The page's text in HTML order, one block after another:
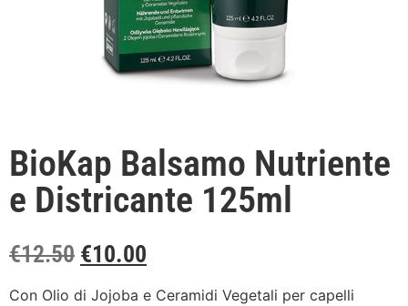
BioKap Balsamo Nutriente
e Districante 125ml
€12.50 €10.00
Con Olio di Jojoba e Ceramidi Vegetali per capelli